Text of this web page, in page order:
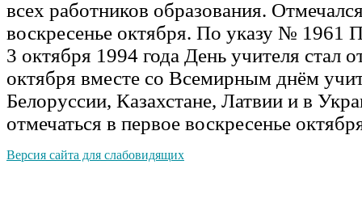
всех работников образования.
воскресенье октября. По указу № 1961
3 октября 1994 года День учителя стал
октября вместе со Всемирным днём
Белоруссии, Казахстане, Латвии и в
отмечаться в первое воскресенье
Версия сайта для слабовидящих